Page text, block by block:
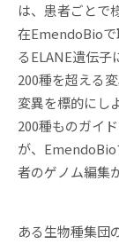
は、患者ごとで
在EmendoBioで
るELANE遺伝子
200種を超える
変異を標的にし
200種ものガイ
が、EmendoBio
者のゲノム編集
ある生物種集団